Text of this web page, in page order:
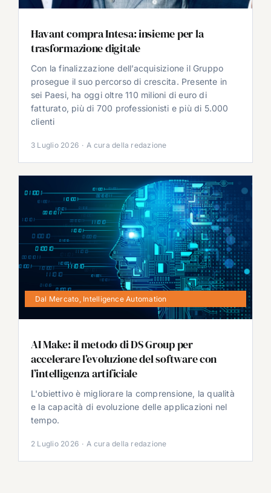
Havant compra Intesa: insieme per la
trasformazione digitale
Con la finalizzazione dell’acquisizione il Gruppo
prosegue il suo percorso di crescita. Presente in
sei Paesi, ha oggi oltre 110 milioni di euro di
fatturato, più di 700 professionisti e più di 5.000
clienti
3 Luglio 2026 · A cura della redazione
Dal Mercato Intelligence Automation
AI Make: il metodo di DS Group per
accelerare l’evoluzione del software con
l’intelligenza artificiale
L'obiettivo è migliorare la comprensione, la qualità
e la capacità di evoluzione delle applicazioni nel
tempo.
2 Luglio 2026 · A cura della redazione